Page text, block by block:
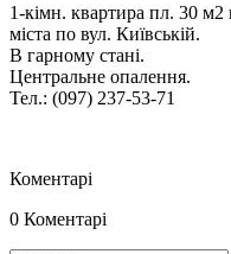
1-кімн. квартира пл. 30 м2
міста по вул. Київській.
В гарному стані.
Центральне опалення.
Тел.: (097) 237-53-71
Коментарі
0 Коментарі